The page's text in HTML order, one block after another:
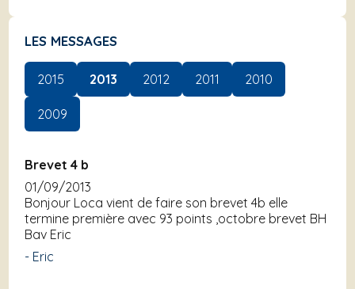
LES MESSAGES
2015 2013 2012 2011 2010
2009
Brevet 4 b
01/09/2013
Bonjour Loca vient de faire son brevet 4b elle
termine première avec 93 points ,octobre brevet BH
Bav Eric
- Eric